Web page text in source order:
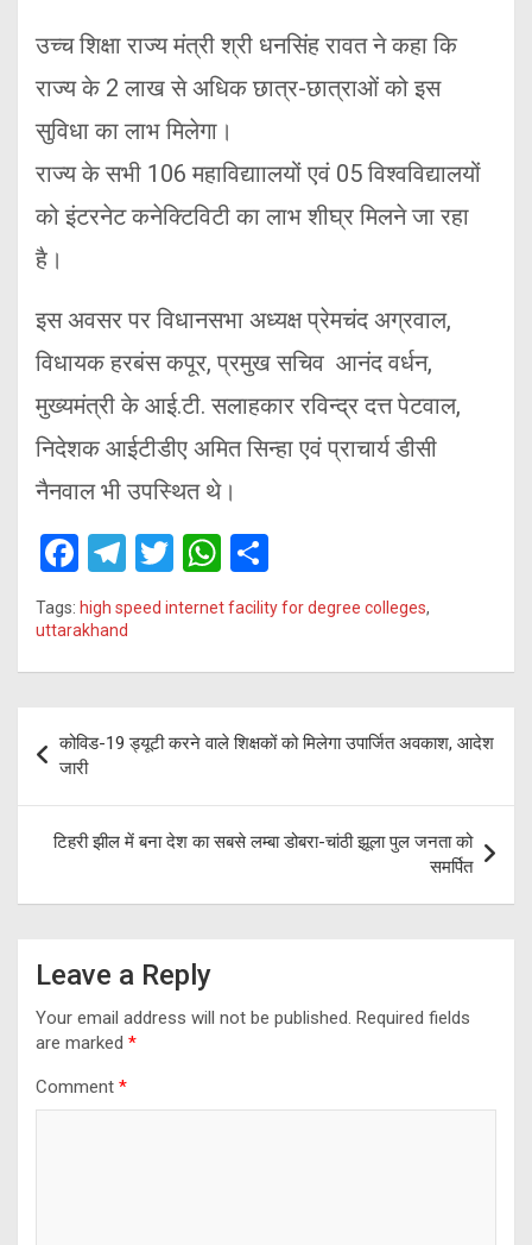
उच्च शिक्षा राज्य मंत्री श्री धनसिंह रावत ने कहा कि
राज्य के 2 लाख से अधिक छात्र-छात्राओं को इस
सुविधा का लाभ मिलेगा।
राज्य के सभी 106 महाविद्याालयों एवं 05 विश्वविद्यालयों
को इंटरनेट कनेक्टिविटी का लाभ शीघ्र मिलने जा रहा
है।
इस अवसर पर विधानसभा अध्यक्ष प्रेमचंद अग्रवाल,
विधायक हरबंस कपूर, प्रमुख सचिव आनंद वर्धन,
मुख्यमंत्री के आई.टी. सलाहकार रविन्द्र दत्त पेटवाल,
निदेशक आईटीडीए अमित सिन्हा एवं प्राचार्य डीसी
नैनवाल भी उपस्थित थे।
F
a
ce
b
o
k
T
e
gr
m
T
wi
tt
er
W
h
at
s
p
h
ar
e
Tags: high speed internet facility for degree colleges,
uttarakhand
Post
navigation
कोविड-19 ड्यूटी करने वाले शिक्षकों को मिलेगा उपार्जित अवकाश, आदेश
जारी
टिहरी झील में बना देश का सबसे लम्बा डोबरा-चांठी झूला पुल जनता को
समर्पित
Leave a Reply
Your email address will not be published. Required fields
are marked *
Comment *